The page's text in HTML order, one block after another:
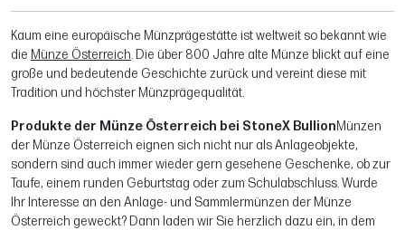
Kaum eine europäische Münzprägestätte ist weltweit so bekannt wie
die Münze Österreich. Die über 800 Jahre alte Münze blickt auf eine
große und bedeutende Geschichte zurück und vereint diese mit
Tradition und höchster Münzprägequalität.
Produkte der Münze Österreich bei StoneX BullionMünzen
der Münze Österreich eignen sich nicht nur als Anlageobjekte,
sondern sind auch immer wieder gern gesehene Geschenke, ob zur
Taufe, einem runden Geburtstag oder zum Schulabschluss. Wurde
Ihr Interesse an den Anlage- und Sammlermünzen der Münze
Österreich geweckt? Dann laden wir Sie herzlich dazu ein, in dem